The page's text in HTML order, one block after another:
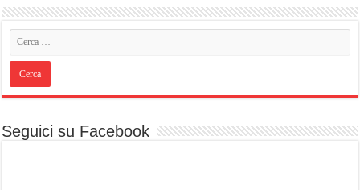
Seguici su Facebook